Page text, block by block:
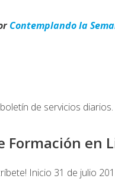
Contemplando la
de servicios
Formación en
Inicio 31 de julio